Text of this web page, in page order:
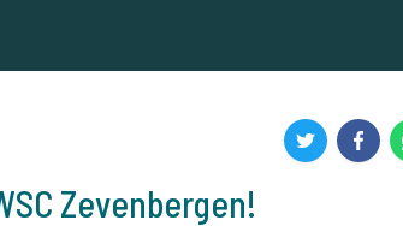
Zevenbergen!